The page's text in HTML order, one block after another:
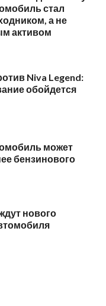
стал
а не
активом
Niva Legend:
обойдется
может
бензинового
нового